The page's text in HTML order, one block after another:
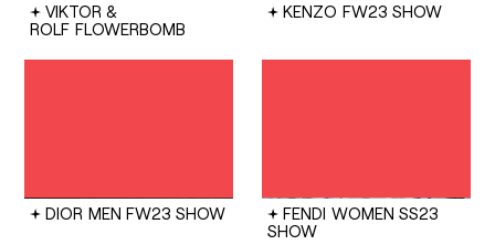
VIKTOR &
ROLF FLOWERBOMB
KENZO FW23 SHOW
DIOR MEN FW23 SHOW FENDI WOMEN SS23
SHOW